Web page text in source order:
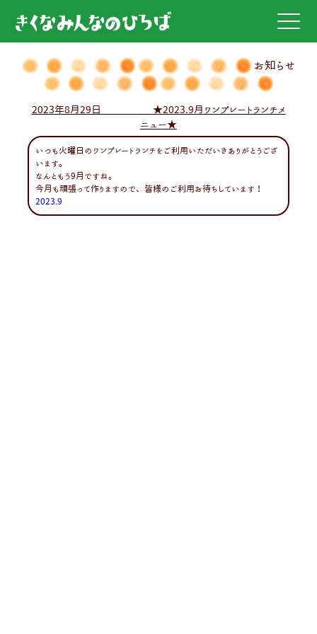
お知らせ
2023年8月29日 ★2023.9月ワンプレートランチメ
ニュー★
いつも火曜日のワンプレートランチをご利用いただいきありがとうござ
います。
なんともう9月ですね。
今月も頑張って作りますので、皆様のご利用お待ちしています！
2023.9